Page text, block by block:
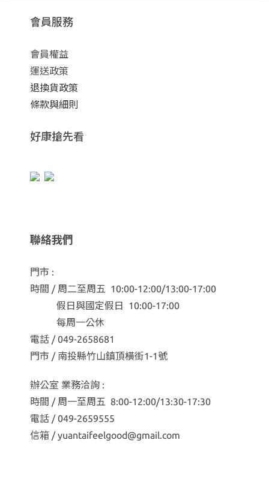
會員服務
會員權益
運送政策
退換貨政策
條款與細則
好康搶先看
聯絡我們
門市 :
時間 / 周二至周五 10:00-12:00/13:00-17:00
假日與國定假日 10:00-17:00
每周一公休
電話 / 049-2658681
門市 / 南投縣竹山鎮頂橫街1-1號
辦公室 業務洽詢 :
時間 / 周一至周五 8:00-12:00/13:30-17:30
電話 / 049-2659555
信箱 / yuantaifeelgood@gmail.com